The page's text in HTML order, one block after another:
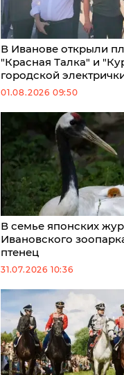
В Иванове открыли
"Красная Талка" и
городской
01.08.2026 09:50
В семье японских
Ивановского
птенец
31.07.2026 10:36